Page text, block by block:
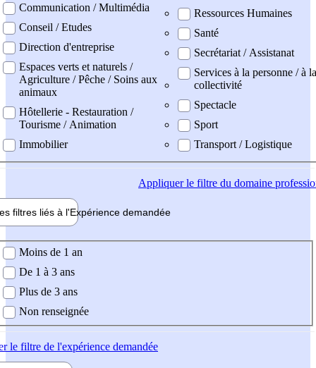
Communication / Multimédia
Conseil / Etudes
Direction d'entreprise
Espaces verts et naturels /
Agriculture / Pêche / Soins aux
animaux
Hôtellerie - Restauration /
Tourisme / Animation
Immobilier
Ressources Humaines
Santé
Secrétariat / Assistanat
Services à la personne / à la
collectivité
Spectacle
Sport
Transport / Logistique
Appliquerle filtre du domaine
filtres liés à l'Expérience demandée
demandée
Moins de 1 an
De 1 à 3 ans
Plus de 3 ans
Non renseignée
le filtre de l'expérience demandée